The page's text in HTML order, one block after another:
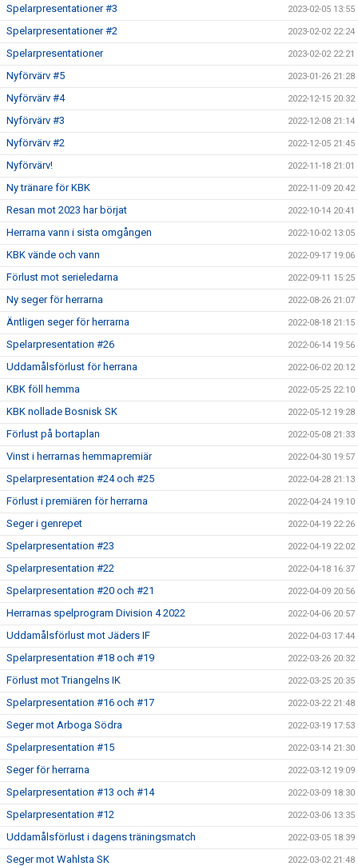
Spelarpresentationer #3 2023-02-05 13:55
Spelarpresentationer #2 2023-02-02 22:24
Spelarpresentationer 2023-02-02 22:21
Nyförvärv #5 2023-01-26 21:28
Nyförvärv #4 2022-12-15 20:32
Nyförvärv #3 2022-12-08 21:14
Nyförvärv #2 2022-12-05 21:45
Nyförvärv! 2022-11-18 21:01
Ny tränare för KBK 2022-11-09 20:42
Resan mot 2023 har börjat 2022-10-14 20:41
Herrarna vann i sista omgången 2022-10-02 13:05
KBK vände och vann 2022-09-17 19:06
Förlust mot serieledarna 2022-09-11 15:25
Ny seger för herrarna 2022-08-26 21:07
Äntligen seger för herrarna 2022-08-18 21:15
Spelarpresentation #26 2022-06-14 19:56
Uddamålsförlust för herrana 2022-06-02 20:12
KBK föll hemma 2022-05-25 22:10
KBK nollade Bosnisk SK 2022-05-12 19:28
Förlust på bortaplan 2022-05-08 21:33
Vinst i herrarnas hemmapremiär 2022-04-30 19:57
Spelarpresentation #24 och #25 2022-04-28 21:13
Förlust i premiären för herrarna 2022-04-24 19:10
Seger i genrepet 2022-04-19 22:26
Spelarpresentation #23 2022-04-19 22:02
Spelarpresentation #22 2022-04-18 16:37
Spelarpresentation #20 och #21 2022-04-09 20:56
Herrarnas spelprogram Division 4 2022 2022-04-06 20:57
Uddamålsförlust mot Jäders IF 2022-04-03 17:44
Spelarpresentation #18 och #19 2022-03-26 20:32
Förlust mot Triangelns IK 2022-03-25 20:35
Spelarpresentation #16 och #17 2022-03-22 21:48
Seger mot Arboga Södra 2022-03-19 17:53
Spelarpresentation #15 2022-03-14 21:30
Seger för herrarna 2022-03-12 19:09
Spelarpresentation #13 och #14 2022-03-09 18:30
Spelarpresentation #12 2022-03-06 13:35
Uddamålsförlust i dagens träningsmatch 2022-03-05 18:39
Seger mot Wahlsta SK 2022-03-02 21:48